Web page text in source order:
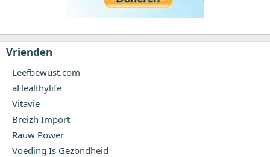
Vrienden
Leefbewust.com
aHealthylife
Vitavie
Breizh Import
Rauw Power
Voeding Is Gezondheid